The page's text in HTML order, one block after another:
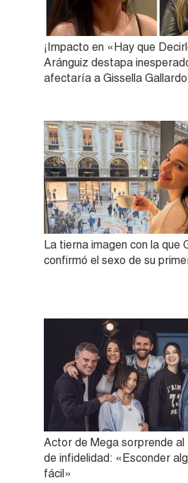
¡Impacto en «Hay que
Aránguiz destapa
afectaría a Gissella Gallardo
La tierna imagen con la que
confirmó el sexo de su
Actor de Mega sorprende al
de infidelidad: «Esconder
fácil»